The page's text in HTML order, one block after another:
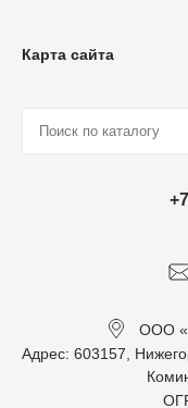
Карта сайта
ООО
Адрес: 603157,